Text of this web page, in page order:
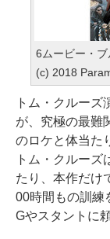
6ムービー・
(c) 2018
トム・クルーズ
が、究極の最難
のロケと体当た
トム・クルーズ
たり、本作だけ
00時間もの訓練
Gやスタントに